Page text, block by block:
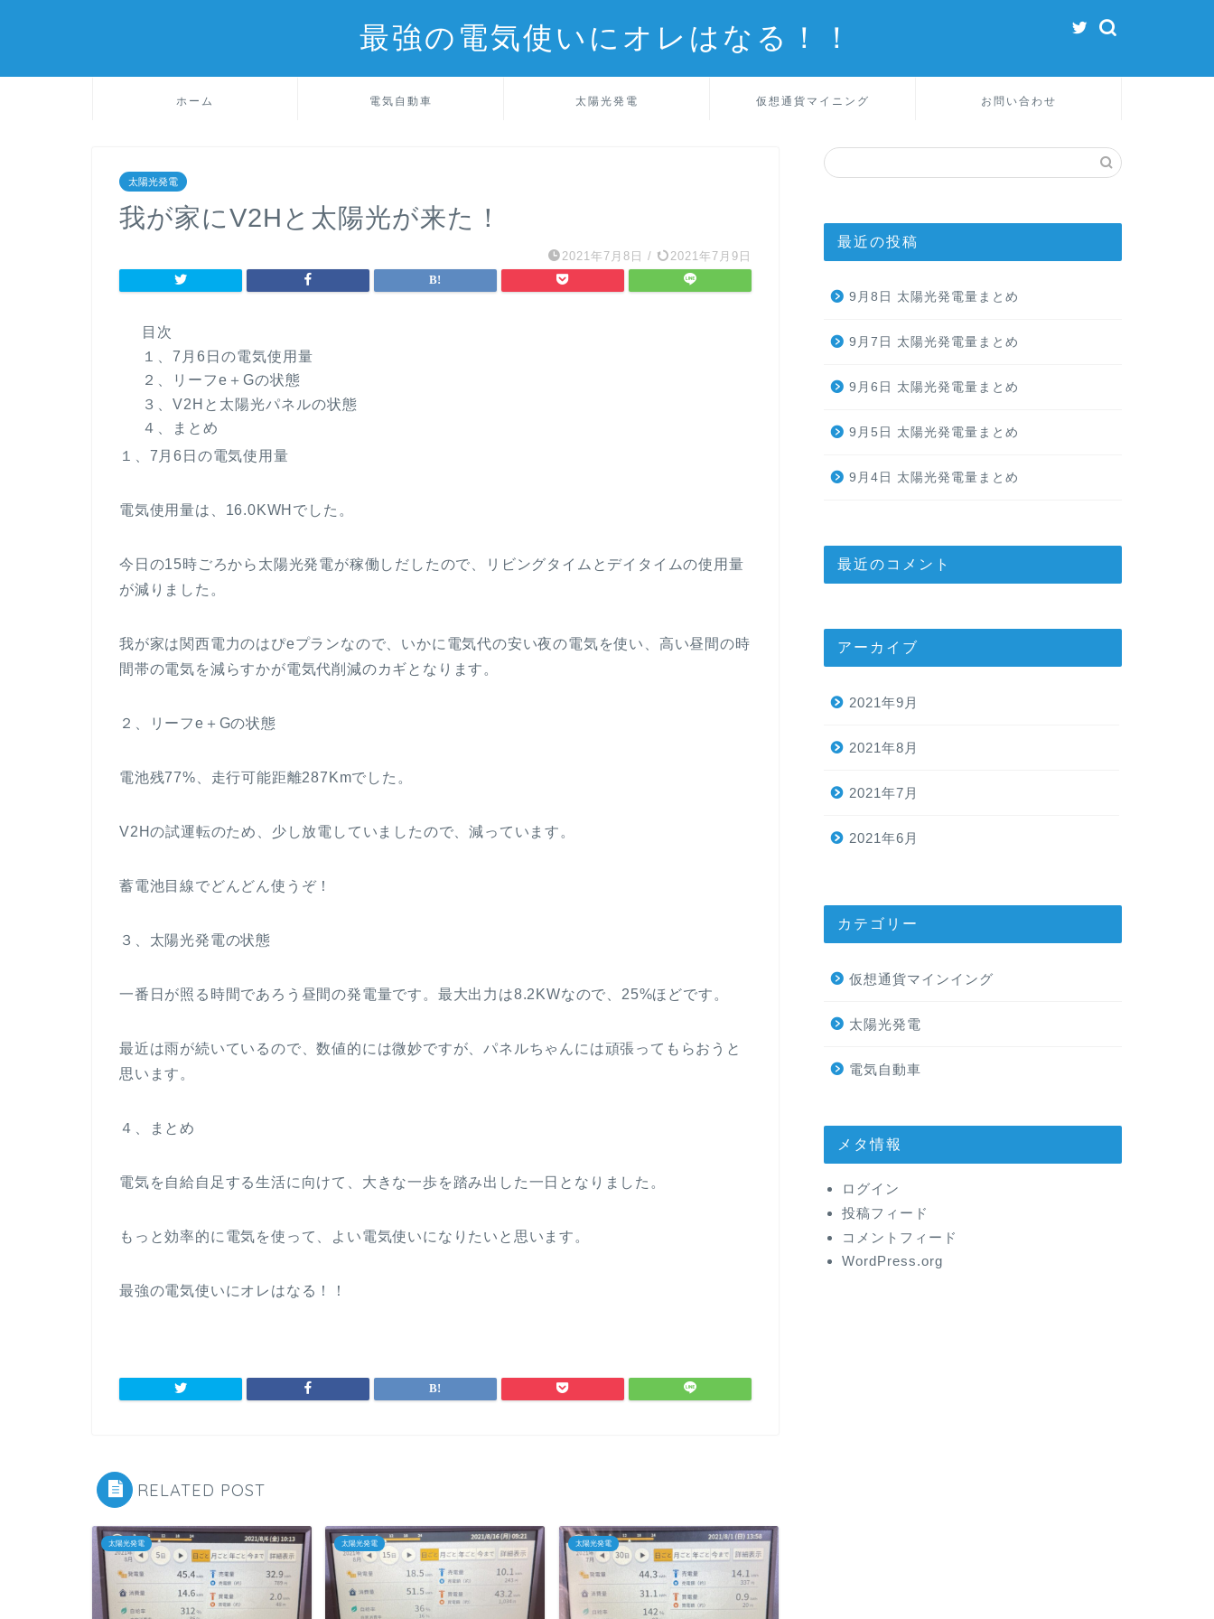
最強の電気使いにオレはなる！！
ホーム 電気自動車 太陽光発電 仮想通貨マイニング お問い合わせ
太陽光発電
我が家にV2Hと太陽光が来た！
2021年7月8日 / 2021年7月9日
目次
１、7月6日の電気使用量
２、リーフe＋Gの状態
３、V2Hと太陽光パネルの状態
４、まとめ
１、7月6日の電気使用量
電気使用量は、16.0KWHでした。
今日の15時ごろから太陽光発電が稼働しだしたので、リビングタイムとデイタイムの使用量
が減りました。
我が家は関西電力のはぴeプランなので、いかに電気代の安い夜の電気を使い、高い昼間の時
間帯の電気を減らすかが電気代削減のカギとなります。
２、リーフe＋Gの状態
電池残77%、走行可能距離287Kmでした。
V2Hの試運転のため、少し放電していましたので、減っています。
蓄電池目線でどんどん使うぞ！
３、太陽光発電の状態
一番日が照る時間であろう昼間の発電量です。最大出力は8.2KWなので、25%ほどです。
最近は雨が続いているので、数値的には微妙ですが、パネルちゃんには頑張ってもらおうと
思います。
４、まとめ
電気を自給自足する生活に向けて、大きな一歩を踏み出した一日となりました。
もっと効率的に電気を使って、よい電気使いになりたいと思います。
最強の電気使いにオレはなる！！
RELATED POST
太陽光発電 太陽光発電 太陽光発電
最近の投稿
9月8日 太陽光発電量まとめ
9月7日 太陽光発電量まとめ
9月6日 太陽光発電量まとめ
9月5日 太陽光発電量まとめ
9月4日 太陽光発電量まとめ
最近のコメント
アーカイブ
2021年9月
2021年8月
2021年7月
2021年6月
カテゴリー
仮想通貨マインイング
太陽光発電
電気自動車
メタ情報
ログイン
投稿フィード
コメントフィード
WordPress.org